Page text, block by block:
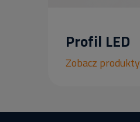
Profil LED
Zobacz produkty